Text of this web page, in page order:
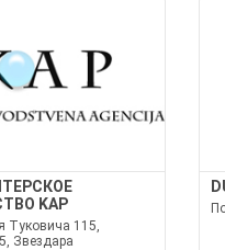
KAP
Туковича 115,
Звездара